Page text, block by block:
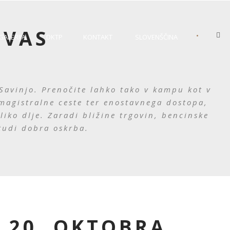
GALERIJA •
Prenočite lahko tako v kampu kot v
ceste ter enostavnega dostopa,
dlje. Zaradi bližine trgovin, bencinske
dobra oskrba.